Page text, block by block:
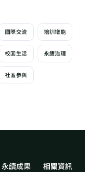
國際交流 培訓增能
校園生活 永續治理
社區參與
永續成果
相關資訊